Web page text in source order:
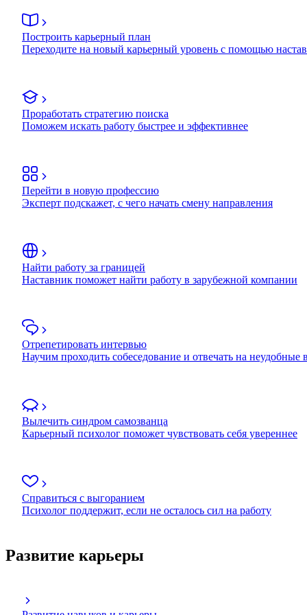
Построить карьерный план
Переходите на новый карьерный уровень с помощью
Проработать стратегию поиска
Поможем искать работу быстрее и эффективнее
Перейти в новую профессию
Эксперт подскажет, с чего начать смену направления
Найти работу за границей
Наставник поможет найти работу в зарубежной компании
Отрепетировать интервью
Научим проходить собеседование и отвечать на неудобные
Вылечить синдром самозванца
Карьерный психолог поможет чувствовать себя увереннее
Справиться с выгоранием
Психолог поддержит, если не осталось сил на работу
Развитие карьеры